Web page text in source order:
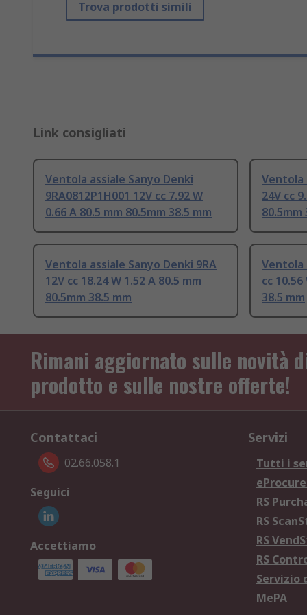
Trova prodotti simili
Link consigliati
Ventola assiale Sanyo Denki
9RA0812P1H001 12V cc 7.92 W
0.66 A 80.5 mm 80.5mm 38.5 mm
Ventola
24V cc
80.5mm
Ventola assiale Sanyo Denki 9RA
12V cc 18.24 W 1.52 A 80.5 mm
80.5mm 38.5 mm
Ventola
cc 10.56
38.5 mm
Rimani aggiornato sulle novità
prodotto e sulle nostre offerte!
Contattaci
02.66.058.1
Seguici
Accettiamo
Servizi
Tutti i
RS
RS
RS
RS
Servizio
MePA